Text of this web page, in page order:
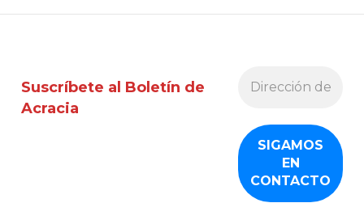
Suscríbete al Boletín de
Acracia